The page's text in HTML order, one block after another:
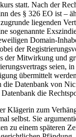
statt. Nach der
des § 326 EO ist –
liegenden
sogenannte
Domain-
der
der Mitwirkung und
seien,
übermittelt
Datenbank von
die
Klägerin zum
selbst. Sie
zu einem späteren